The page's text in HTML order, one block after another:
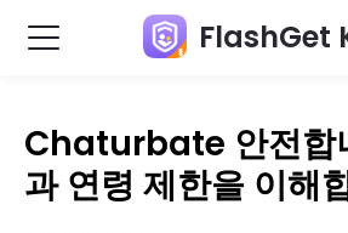
FlashGet
Chaturbate 안전합
과 연령 제한을 이해